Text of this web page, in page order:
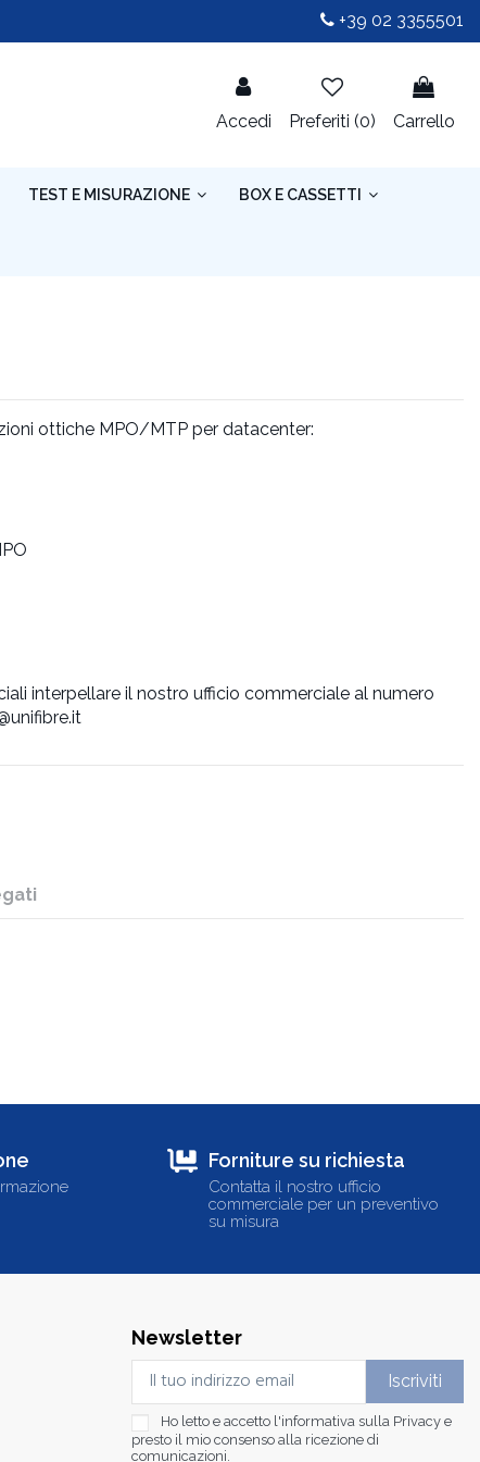
+39 02 3355501
Accedi Preferiti (0) Carrello
TEST E MISURAZIONE BOX E CASSETTI
ottiche MPO/MTP per datacenter:
interpellare il nostro ufficio commerciale al numero
Forniture su richiesta
Contatta il nostro ufficio
commerciale per un preventivo
su misura
Newsletter
Ho letto e accetto l'informativa sulla Privacy e
presto il mio consenso alla ricezione di
comunicazioni.